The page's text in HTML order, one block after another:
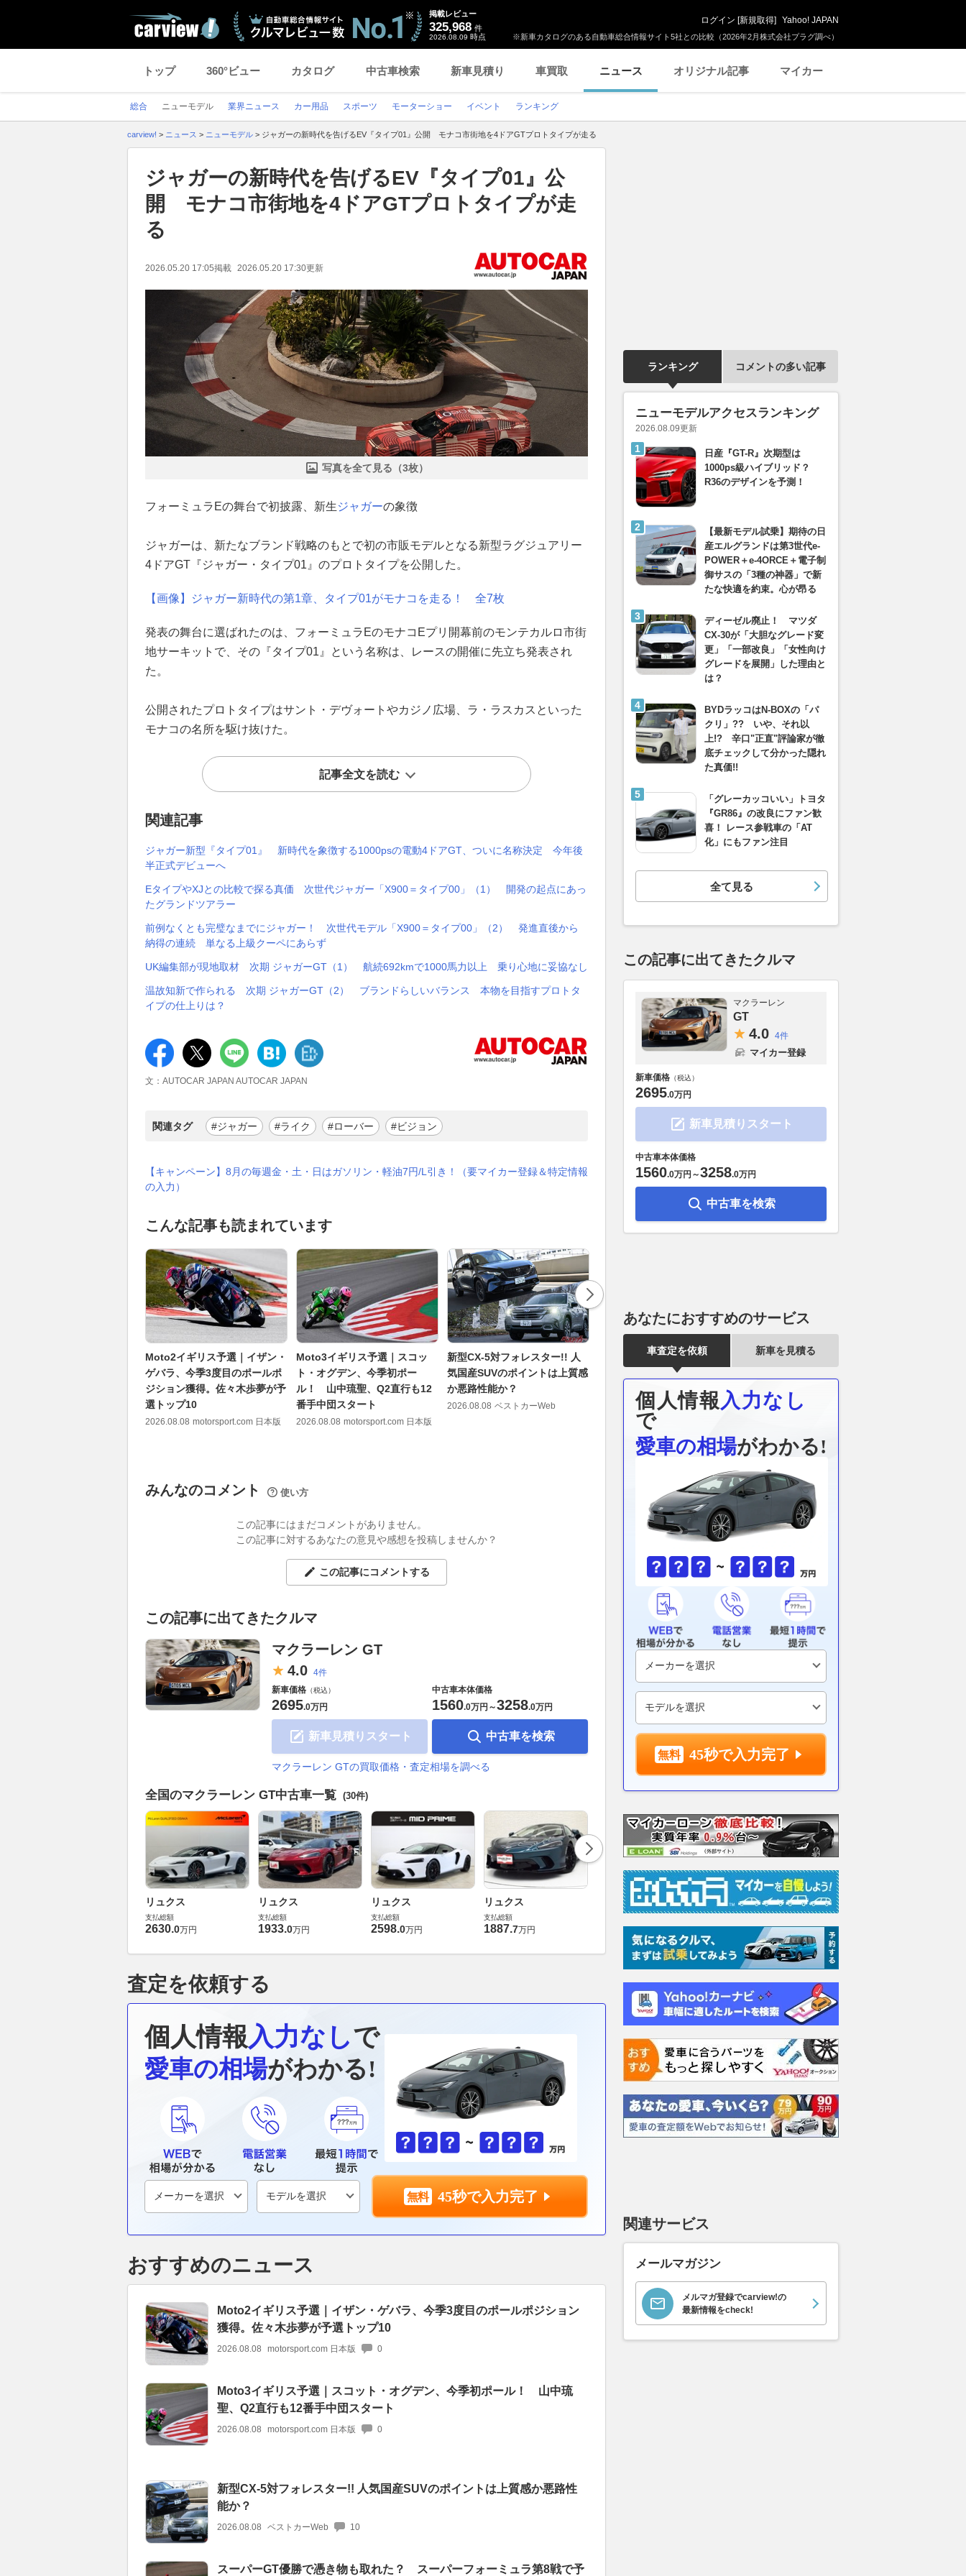
※新車カタログのある自動車総合情報サイト5社との比較（2026年2月株式会社プラグ調べ）
掲載レビュー
325,968 件
2026.08.09 時点
ログイン [新規取得] Yahoo! JAPAN
トップ 360°ビュー カタログ 中古車検索 新車見積り 車買取 ニュース オリジナル記事 マイカー
総合 ニューモデル 業界ニュース カー用品 スポーツ モーターショー イベント ランキング
carview! > ニュース > ニューモデル > ジャガーの新時代を告げるEV『タイプ01』公開 モナコ市街地を4ドアGTプロトタイプが走る
ジャガーの新時代を告げるEV『タイプ01』公
開 モナコ市街地を4ドアGTプロトタイプが走
る
2026.05.20 17:05掲載 2026.05.20 17:30更新
写真を全て見る（3枚）
フォーミュラEの舞台で初披露、新生ジャガーの象徴
ジャガーは、新たなブランド戦略のもとで初の市販モデルとなる新型ラグジュアリー
4ドアGT『ジャガー・タイプ01』のプロトタイプを公開した。
【画像】ジャガー新時代の第1章、タイプ01がモナコを走る！ 全7枚
発表の舞台に選ばれたのは、フォーミュラEのモナコEプリ開幕前のモンテカルロ市街
地サーキットで、その『タイプ01』という名称は、レースの開催に先立ち発表され
た。
公開されたプロトタイプはサント・デヴォートやカジノ広場、ラ・ラスカスといった
モナコの名所を駆け抜けた。
記事全文を読む
関連記事
ジャガー新型『タイプ01』 新時代を象徴する1000psの電動4ドアGT、ついに名称決定 今年後
半正式デビューへ
EタイプやXJとの比較で探る真価 次世代ジャガー「X900＝タイプ00」（1） 開発の起点にあっ
たグランドツアラー
前例なくとも完璧なまでにジャガー！ 次世代モデル「X900＝タイプ00」（2） 発進直後から
納得の連続 単なる上級クーペにあらず
UK編集部が現地取材 次期 ジャガーGT（1） 航続692kmで1000馬力以上 乗り心地に妥協なし
温故知新で作られる 次期 ジャガーGT（2） ブランドらしいバランス 本物を目指すプロトタ
イプの仕上りは？
文：AUTOCAR JAPAN AUTOCAR JAPAN
関連タグ #ジャガー #ライク #ローバー #ビジョン
【キャンペーン】8月の毎週金・土・日はガソリン・軽油7円/L引き！（要マイカー登録＆特定情報
の入力）
こんな記事も読まれています
Moto2イギリス予選｜イザン・
ゲバラ、今季3度目のポールポ
ジション獲得。佐々木歩夢が予
選トップ10
2026.08.08 motorsport.com 日本版
Moto3イギリス予選｜スコッ
ト・オグデン、今季初ポー
ル！ 山中琉聖、Q2直行も12
番手中団スタート
2026.08.08 motorsport.com 日本版
新型CX-5対フォレスター!! 人
気国産SUVのポイントは上質感
か悪路性能か？
2026.08.08 ベストカーWeb
スーパーGT優勝で憑き物も取
れた？ スーパーフォーミュラ
第8戦で予選Q3進出の牧野任
祐、表情も明るく「今までと違
うメンタルで臨めている」
2026.08.08 motorsport.com 日本版
平塚市の国道129号沿い まる
な“自販機”が店内ビッシリ!!
24時間いつでも買える「湘南ク
ばす価値アリ
2026.08.08 バイクのニュース
みんなのコメント 使い方
この記事にはまだコメントがありません。
この記事に対するあなたの意見や感想を投稿しませんか？
この記事にコメントする
この記事に出てきたクルマ
マクラーレン GT
4.0 4件
新車価格 （税込）
2695.0万円
新車見積りスタート
中古車本体価格
1560.0万円 ～3258.0万円
中古車を検索
マクラーレン GTの買取価格・査定相場を調べる
全国のマクラーレン GT中古車一覧 (30件)
リュクス
支払総額
2630.0万円
リュクス
支払総額
1933.0万円
リュクス
支払総額
2598.0万円
リュクス
支払総額
1887.7万円
パイオニア
.0
パイオニア
2100.0 万円
リュクス
2290
査定を依頼する
個人情報入力なしで
愛車の相場がわかる!
45秒で入力完了
おすすめのニュース
Moto2イギリス予選｜イザン・ゲバラ、今季3度目のポールポジション
獲得。佐々木歩夢が予選トップ10
2026.08.08 motorsport.com 日本版 0
Moto3イギリス予選｜スコット・オグデン、今季初ポール！ 山中琉
聖、Q2直行も12番手中団スタート
2026.08.08 motorsport.com 日本版 0
新型CX-5対フォレスター!! 人気国産SUVのポイントは上質感か悪路性
能か？
2026.08.08 ベストカーWeb 10
スーパーGT優勝で憑き物も取れた？ スーパーフォーミュラ第8戦で予
ランキング コメントの多い記事
ニューモデルアクセスランキング
2026.08.09更新
日産『GT-R』次期型は
1000ps級ハイブリッド？
R36のデザインを予測！
【最新モデル試乗】期待の日
産エルグランドは第3世代e-
POWER＋e-4ORCE＋電子制
御サスの「3種の神器」で新
たな快適を約束。心が昂る
ディーゼル廃止！ マツダ
CX-30が「大胆なグレード変
更」「一部改良」「女性向け
グレードを展開」した理由と
は？
BYDラッコはN-BOXの「パ
クリ」?? いや、それ以
上!? 辛口"正直"評論家が徹
底チェックして分かった隠れ
た真価!!
「グレーカッコいい」トヨタ
『GR86』の改良にファン歓
喜！ レース参戦車の「AT
化」にもファン注目
全て見る
この記事に出てきたクルマ
マクラーレン
GT
4.0 4件
マイカー登録
新車価格 （税込）
2695.0万円
新車見積りスタート
中古車本体価格
1560.0万円 ～3258.0万円
中古車を検索
あなたにおすすめのサービス
車査定を依頼 新車を見積る
個人情報 入力なし
で
愛車の相場がわかる!
45秒で入力完了
関連サービス
メールマガジン
メルマガ登録でcarview!の
最新情報をcheck!